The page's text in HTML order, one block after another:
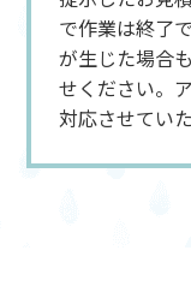
で作業は終了
が生じた場合
せください。
対応させてい